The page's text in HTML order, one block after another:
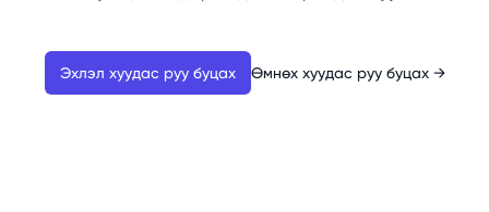
Эхлэл хуудас руу буцах Өмнөх хуудас руу буцах →